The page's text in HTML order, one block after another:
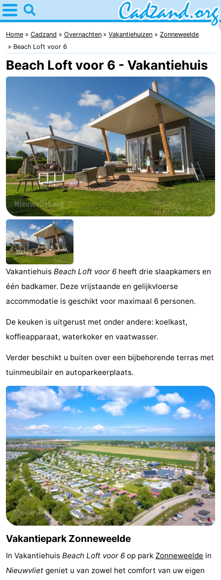
Home
Cadzand
Tips
Voor
Appartementen
Campings
Hotels
Vakantiehuizen
-
Bad
Meersee
-
Beach
Resort
Nieuwvliet-
Bad
-
De
Meulinge
EuroParcs
Cadzand
-
Hoogduin
-
Résidence
Cadzand-
Bad
Resort
Nieuwvliet-
Bad
Schoneveld
-
Strand
Resort
Nieuwvliet-
Bad
-
Waterdunen
-
Zonneweelde
-
Zwinhoeve
Last
minutes
Strand
Zien
&
doen
Bezienswaardigheden
-
Home Cadzand Overnachten Vakantiehuizen
Zonneweelde
Beach Loft voor 6
Beach Loft voor 6 - Vakantiehuis
Vakantiehuis Beach Loft voor 6 heeft drie slaapkamers en
één badkamer. Deze vrijstaande en gelijkvloerse
accommodatie is geschikt voor maximaal 6 personen.
De keuken is uitgerust met onder andere: koelkast,
koffieapparaat, waterkoker en vaatwasser.
Verder beschikt u buiten over een bijbehorende terras met
tuinmeubilair en autoparkeerplaats.
Vakantiepark Zonneweelde
In Vakantiehuis Beach Loft voor 6 op park Zonneweelde in
Nieuwvliet geniet u van zowel het comfort van uw eigen